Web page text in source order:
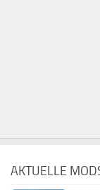
AKTUELLE